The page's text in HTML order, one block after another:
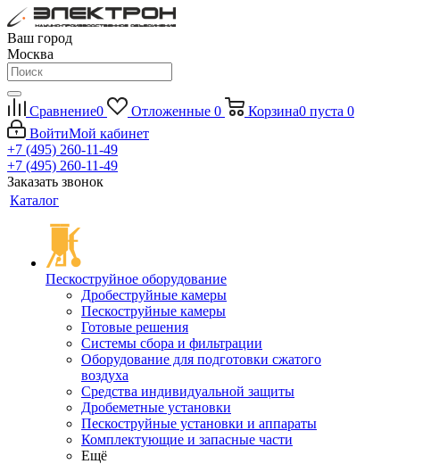
Ваш город
Москва
Сравнение0 Отложенные 0 Корзина0 пуста 0
ВойтиМой кабинет
+7 (495) 260-11-49
+7 (495) 260-11-49
Заказать звонок
Каталог
Пескоструйное оборудование
Дробеструйные камеры
Пескоструйные камеры
Готовые решения
Системы сбора и фильтрации
Оборудование для подготовки сжатого
воздуха
Средства индивидуальной защиты
Дробеметные установки
Пескоструйные установки и аппараты
Комплектующие и запасные части
Ещё